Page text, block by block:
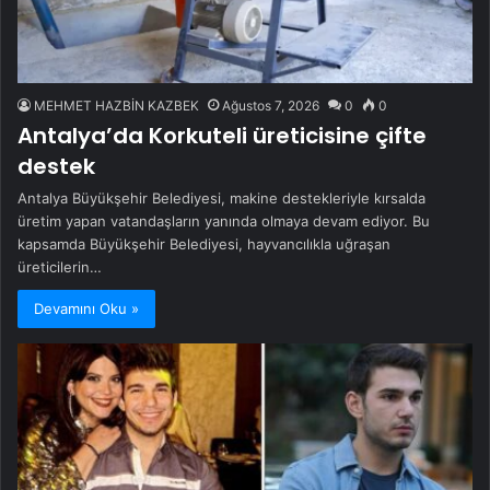
MEHMET HAZBİN KAZBEK Ağustos 7, 2026 0 0
Antalya’da Korkuteli üreticisine çifte
destek
Antalya Büyükşehir Belediyesi, makine destekleriyle kırsalda
üretim yapan vatandaşların yanında olmaya devam ediyor. Bu
kapsamda Büyükşehir Belediyesi, hayvancılıkla uğraşan
üreticilerin…
Devamını Oku »